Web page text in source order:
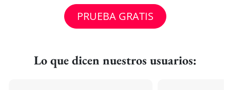
PRUEBA GRATIS
Lo que dicen nuestros usuarios: